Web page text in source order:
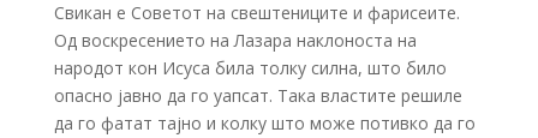
Свикан е Советот на свештениците и фарисеите.
Од воскресението на Лазара наклоноста на
народот кон Исуса била толку силна, што било
опасно јавно да го уапсат. Така властите решиле
да го фатат тајно и колку што може потивко да го